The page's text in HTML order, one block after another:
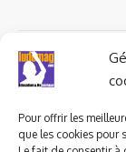
Pour offrir les
que les cookies pour
© 2023